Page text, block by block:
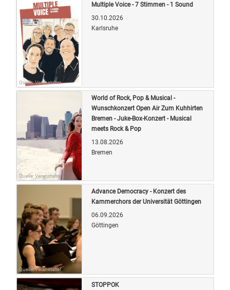
Quelle: Veranstalter
Multiple Voice - 7 Stimmen - 1 Sound
30.10.2026
Karlsruhe
Quelle: Veranstalter
World of Rock, Pop & Musical -
Wunschkonzert Open Air Zum Kuhhirten
Bremen - Juke-Box-Konzert - Musical
meets Rock & Pop
13.08.2026
Bremen
Quelle: Veranstalter
Advance Democracy - Konzert des
Kammerchors der Universität Göttingen
06.09.2026
Göttingen
STOPPOK